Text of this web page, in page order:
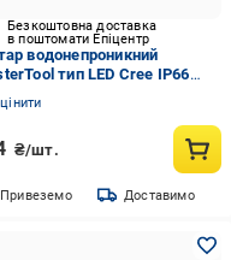
Безкоштовна доставка
в поштомати Епіцентр
водонепроникний
тип LED Cree IP66
PP + PVC 180х55 мм (94-
₴/шт.
Привеземо Доставимо